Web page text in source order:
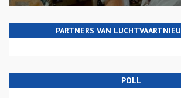
PARTNERS VAN
POLL